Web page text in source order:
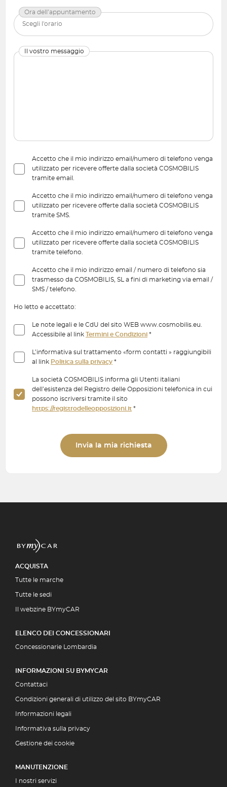
Ora dell’appuntamento
Il vostro messaggio
Accetto che il mio indirizzo email/numero di telefono venga
utilizzato per ricevere offerte dalla società COSMOBILIS
tramite email.
Accetto che il mio indirizzo email/numero di telefono venga
utilizzato per ricevere offerte dalla società COSMOBILIS
tramite SMS.
Accetto che il mio indirizzo email/numero di telefono venga
utilizzato per ricevere offerte dalla società COSMOBILIS
tramite telefono.
Accetto che il mio indirizzo email / numero di telefono sia
trasmesso da COSMOBILIS, SL a fini di marketing via email /
SMS / telefono.
Ho letto e accettato:
Le note legali e le CdU del sito WEB www.cosmobilis.eu.
Accessibile al link Termini e Condizioni *
L’informativa sul trattamento «form contatti » raggiungibili
al link Politica sulla privacy *
La società COSMOBILIS informa gli Utenti italiani
dell’esistenza del Registro delle Opposizioni telefonica in cui
possono iscriversi tramite il sito
https://registrodelleopposizioni.it *
Invia la mia richiesta
ACQUISTA
Tutte le marche
Tutte le sedi
Il webzine BYmyCAR
ELENCO DEI CONCESSIONARI
Concessionarie Lombardia
INFORMAZIONI SU BYMYCAR
Contattaci
Condizioni generali di utilizzo del sito BYmyCAR
Informazioni legali
Informativa sulla privacy
Gestione dei cookie
MANUTENZIONE
I nostri servizi